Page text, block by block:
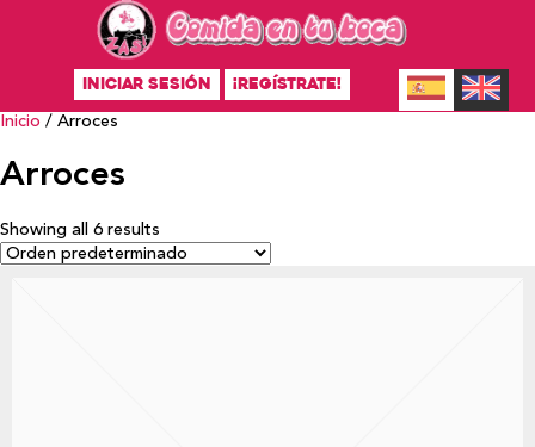
INICIAR SESIÓN ¡REGÍSTRATE!
Inicio / Arroces
Arroces
Showing all 6 results